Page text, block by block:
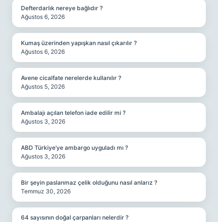
Defterdarlık nereye bağlıdır ?
Ağustos 6, 2026
Kumaş üzerinden yapışkan nasıl çıkarılır ?
Ağustos 6, 2026
Avene cicalfate nerelerde kullanılır ?
Ağustos 5, 2026
Ambalajı açılan telefon iade edilir mi ?
Ağustos 3, 2026
ABD Türkiye’ye ambargo uyguladı mı ?
Ağustos 3, 2026
Bir şeyin paslanmaz çelik olduğunu nasıl anlarız ?
Temmuz 30, 2026
64 sayısının doğal çarpanları nelerdir ?